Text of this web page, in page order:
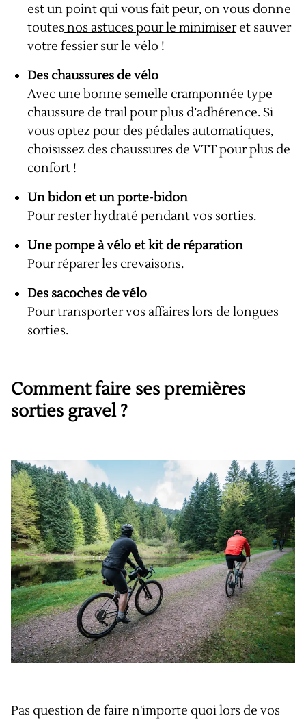
est un point qui vous fait peur, on vous donne
toutes nos astuces pour le minimiseret sauver
votre fessier sur le vélo !
Des chaussures de vélo
Avec une bonne semelle cramponnée type
chaussure de trail pour plus d’adhérence. Si
vous optez pour des pédales automatiques,
choisissez des chaussures de VTT pour plus de
confort !
Un bidon et un porte-bidon
Pour rester hydraté pendant vos sorties.
Une pompe à vélo et kit de réparation
Pour réparer les crevaisons.
Des sacoches de vélo
Pour transporter vos affaires lors de longues
sorties.
Comment faire ses premières
sorties gravel ?
Pas question de faire n'importe quoi lors de vos